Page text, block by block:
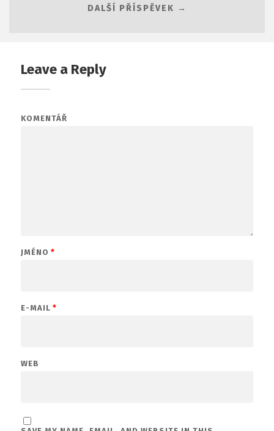
DALŠÍ PŘÍSPĚVEK →
Leave a Reply
KOMENTÁŘ
JMÉNO *
E-MAIL *
WEB